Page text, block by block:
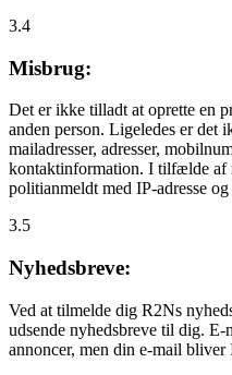
3.4
Misbrug:
Det er ikke tilladt at oprette en
anden person. Ligeledes er det
mailadresser, adresser,
kontaktinformation. I tilfælde af
politianmeldt med IP-adresse
3.5
Nyhedsbreve:
Ved at tilmelde dig R2Ns
udsende nyhedsbreve til dig.
annoncer, men din e-mail